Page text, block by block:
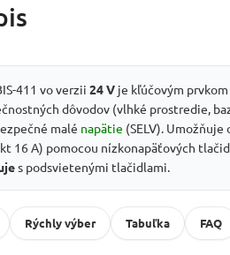
411 vo verzii 24 V je kľúčovým
dôvodov (vlhké prostredie,
malé napätie (SELV). Umožňuje
16 A) pomocou nízkonapäťových
s podsvietenými tlačidlami.
Rýchly výber Tabuľka FAQ